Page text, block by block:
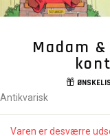
Madam
Antikvarisk
Varen er desværre